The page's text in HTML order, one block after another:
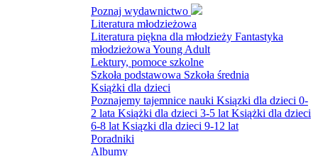
Poznaj wydawnictwo
Literatura młodzieżowa
Literatura piękna dla młodzieży Fantastyka
młodzieżowa Young Adult
Lektury, pomoce szkolne
Szkoła podstawowa Szkoła średnia
Książki dla dzieci
Poznajemy tajemnice nauki Ksiązki dla dzieci 0-
2 lata Książki dla dzieci 3-5 lat Książki dla dzieci
6-8 lat Ksiązki dla dzieci 9-12 lat
Poradniki
Albumy